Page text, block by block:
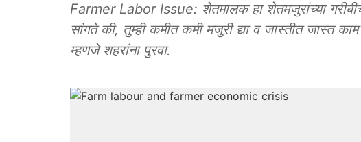
Farmer Labor Issue: शेतमालक हा शेतमजुरांच्या
सांगते की, तुम्ही कमीत कमी मजुरी द्या व जास्तीत जास्त
म्हणजे शहरांना पुरवा.